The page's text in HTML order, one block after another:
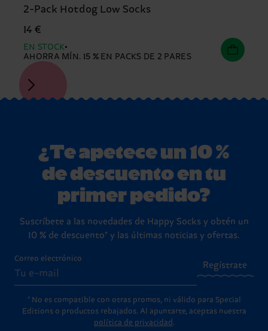
2-Pack Hotdog Low Socks
14 €
EN STOCK
AHORRA MÍN. 15 % EN PACKS DE 2 PARES
¿Te apetece un 10 %
de descuento en tu
primer pedido?
Suscríbete a las novedades de Happy Socks y obtén un
10 % de descuento* y las últimas noticias y ofertas.
Correo electrónico
Regístrate
* No es compatible con otras promos, ni válido para Special
Editions o productos rebajados. Al apuntarte, aceptas nuestra
política de privacidad .